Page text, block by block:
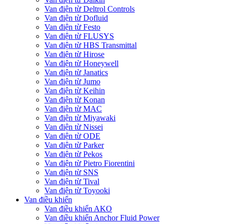
Van điện từ Deltrol Controls
Van điện từ Dofluid
Van điện từ Festo
Van điện từ FLUSYS
Van điện từ HBS Transmittal
Van điện từ Hirose
Van điện từ Honeywell
Van điện từ Janatics
Van điện từ Jumo
Van điện từ Keihin
Van điện từ Konan
Van điện từ MAC
Van điện từ Miyawaki
Van điện từ Nissei
Van điện từ ODE
Van điện từ Parker
Van điện từ Pekos
Van điện từ Pietro Fiorentini
Van điện từ SNS
Van điện từ Tival
Van điện từ Toyooki
Van điều khiển
Van điều khiển AKO
Van điều khiển Anchor Fluid Power